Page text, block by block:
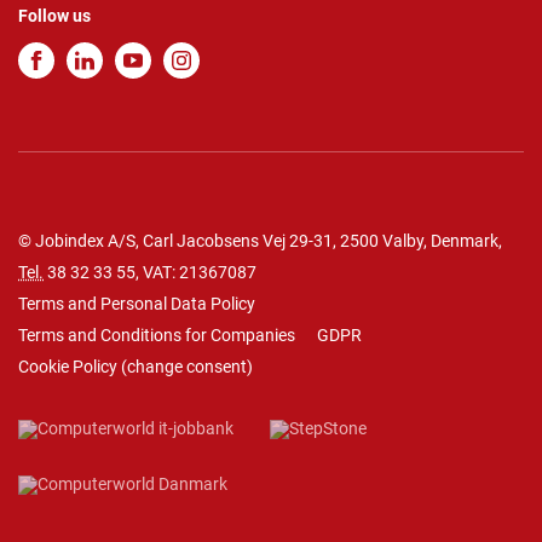
Follow us
© Jobindex A/S, Carl Jacobsens Vej 29-31, 2500 Valby, Denmark,
Tel. 38 32 33 55, VAT: 21367087
Terms and Personal Data Policy
Terms and Conditions for Companies
GDPR
Cookie Policy (change consent)